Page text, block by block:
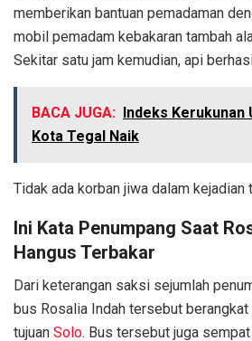
memberikan bantuan pemadaman
mobil pemadam kebakaran tambah
Sekitar satu jam kemudian, api
BACA JUGA:
Indeks
Kota Tegal Naik
Tidak ada korban jiwa dalam kejadian
Ini Kata Penumpang Saat
Hangus Terbakar
Dari keterangan saksi sejumlah
bus Rosalia Indah tersebut
tujuan Solo. Bus tersebut juga